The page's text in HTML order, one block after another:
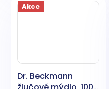
Akce
Dr. Beckmann